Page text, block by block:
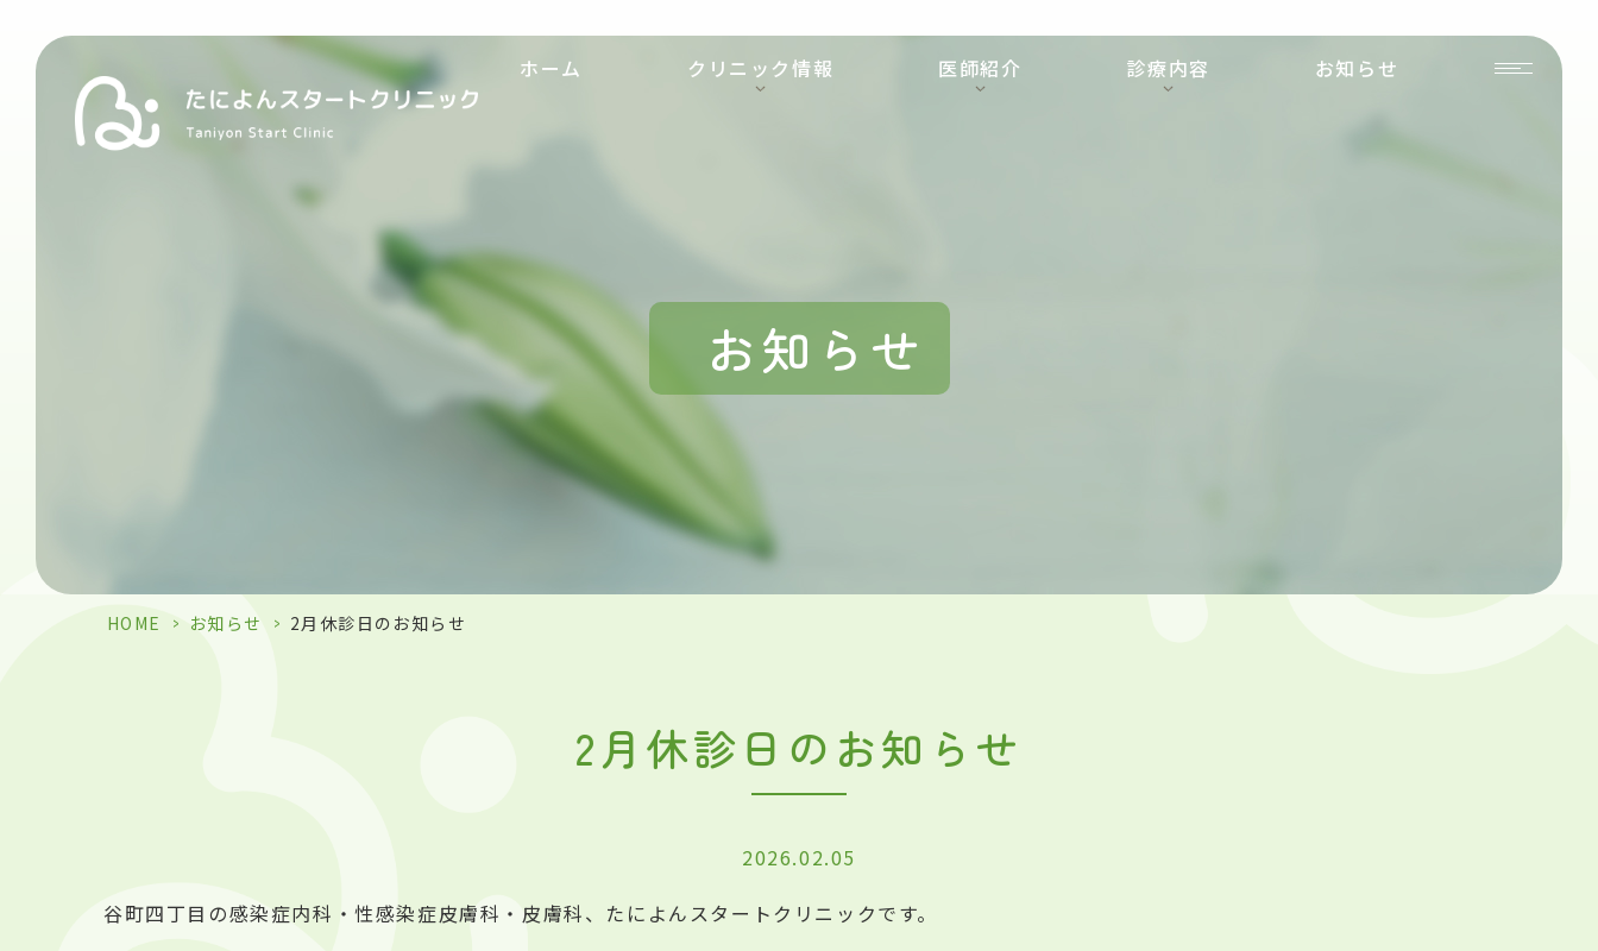
ホーム クリニック情報 医師紹介 診療内容 お知らせ
お知らせ
HOME > お知らせ > 2月休診日のお知らせ
2月休診日のお知らせ
2026.02.05
谷町四丁目の感染症内科・性感染症皮膚科・皮膚科、たによんスタートクリニックです。